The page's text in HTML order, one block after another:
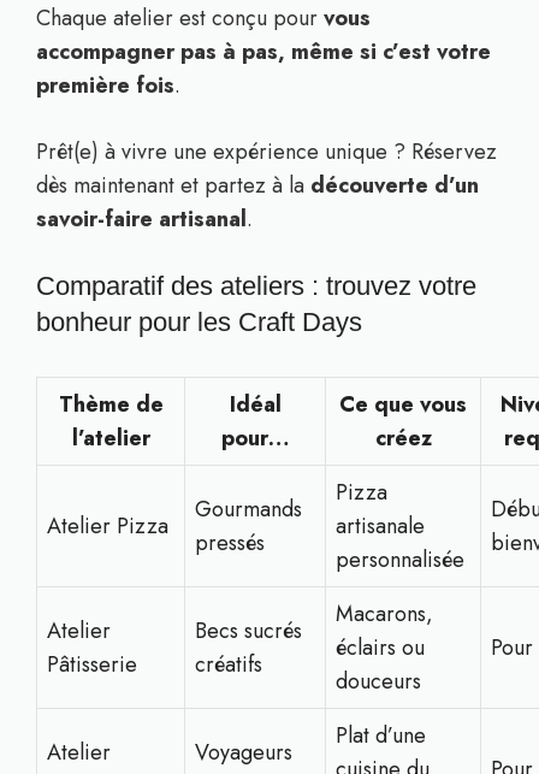
Chaque atelier est conçu pourvous
accompagner pas à pas, même si c’est votre
première fois.
Prêt(e) à vivre une expérience unique ? Réservez
dès maintenant et partez à la découverte d’un
savoir-faire artisanal.
Comparatif des ateliers : trouvez votre
bonheur pour les Craft Days
Thème de
l’atelier
Idéal
pour…
Ce que vous
créez
Atelier Pizza
Gourmands
pressés
Pizza
artisanale
personnalisée
Atelier
Pâtisserie
Becs sucrés
créatifs
Macarons,
éclairs ou
douceurs
Atelier
Voyageurs
Plat d’une